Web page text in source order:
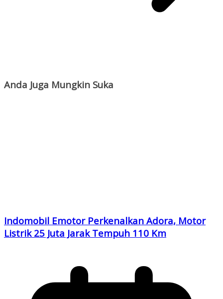
Anda Juga Mungkin Suka
Indomobil Emotor Perkenalkan Adora, Motor
Listrik 25 Juta Jarak Tempuh 110 Km